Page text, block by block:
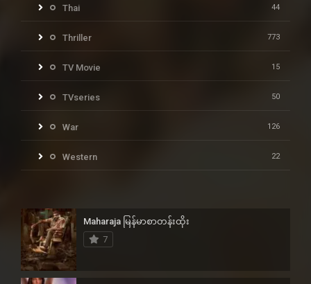
Thai 44
Thriller 773
TV Movie 15
TVseries 50
War 126
Western 22
Maharaja မြန်မာစာတန်းထိုး
7